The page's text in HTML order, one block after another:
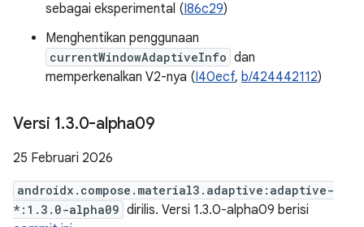
sebagai eksperimental (I86c29)
Menghentikan penggunaan
currentWindowAdaptiveInfo dan
memperkenalkan V2-nya (I40ecf, b/424442112)
Versi 1.3.0-alpha09
25 Februari 2026
androidx.compose.material3.adaptive:adaptive-
*:1.3.0-alpha09 dirilis. Versi 1.3.0-alpha09 berisi